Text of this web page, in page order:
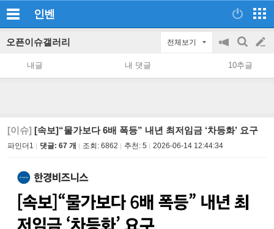
인벤
오픈이슈갤러리 전체보기
공
지
on/off
검
색
글
쓰
내글 내 댓글 10추글
[이슈] [속보]“물가보다 6배 폭등” 내년 최저임금 ‘차등화’ 요구
파인더1 댓글: 67 개 조회: 6862 추천: 5 2026-06-14 12:44:34